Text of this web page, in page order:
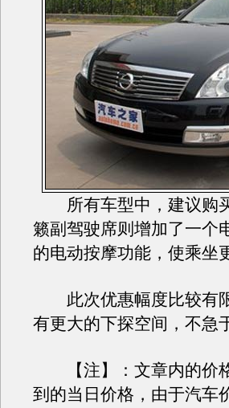
所有车型中，建议购
籁副驾驶席则增加了一个
的电动按摩功能，使乘坐
此次优惠幅度比较有
有更大的下探空间，不急
【注】：文章内的价格
到的当日价格，由于汽车